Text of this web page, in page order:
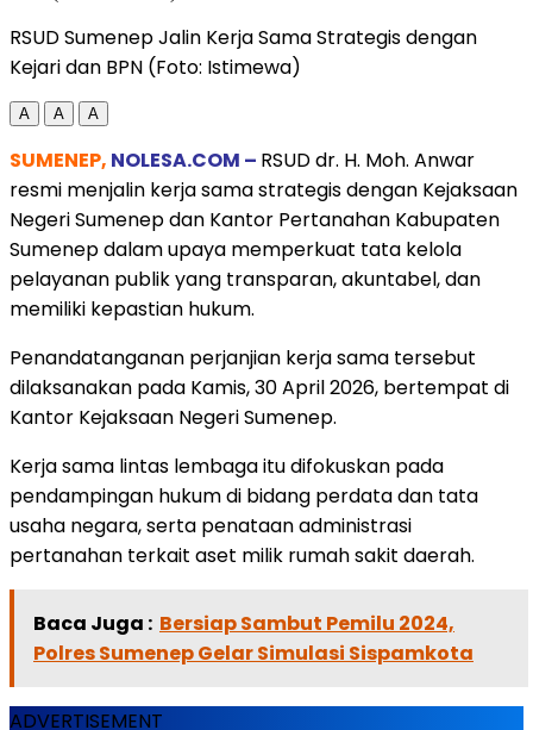
RSUD Sumenep Jalin Kerja Sama Strategis dengan
Kejari dan BPN (Foto: Istimewa)
A A A
SUMENEP, NOLESA.COM – RSUD dr. H. Moh. Anwar
resmi menjalin kerja sama strategis dengan Kejaksaan
Negeri Sumenep dan Kantor Pertanahan Kabupaten
Sumenep dalam upaya memperkuat tata kelola
pelayanan publik yang transparan, akuntabel, dan
memiliki kepastian hukum.
Penandatanganan perjanjian kerja sama tersebut
dilaksanakan pada Kamis, 30 April 2026, bertempat di
Kantor Kejaksaan Negeri Sumenep.
Kerja sama lintas lembaga itu difokuskan pada
pendampingan hukum di bidang perdata dan tata
usaha negara, serta penataan administrasi
pertanahan terkait aset milik rumah sakit daerah.
Baca Juga : Bersiap Sambut Pemilu 2024,
Polres Sumenep Gelar Simulasi Sispamkota
ADVERTISEMENT